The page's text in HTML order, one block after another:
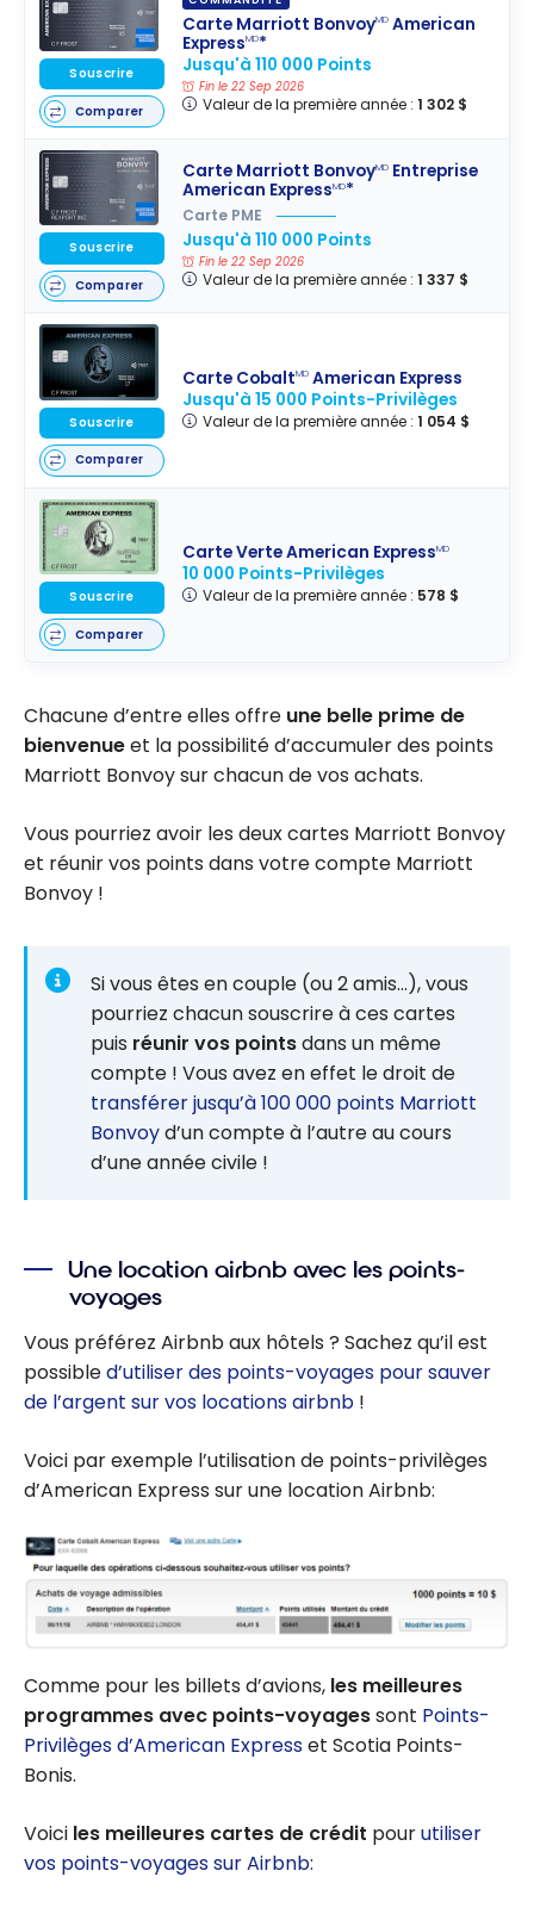
Carte Marriott BonvoyMD American
ExpressMD*
Jusqu'à 110 000 Points
Fin le 22 Sep 2026
Valeur de la première année : 1 302 $
Souscrire
Comparer
Carte Marriott BonvoyMD Entreprise
American ExpressMD*
Carte PME
Jusqu'à 110 000 Points
Fin le 22 Sep 2026
Valeur de la première année : 1 337 $
Souscrire
Comparer
Carte CobaltMD American Express
Jusqu'à 15 000 Points-Privilèges
Valeur de la première année : 1 054 $
Souscrire
Comparer
Carte Verte American ExpressMD
10 000 Points-Privilèges
Valeur de la première année : 578 $
Souscrire
Comparer
Chacune d’entre elles offre une belle prime de
bienvenueet la possibilité d’accumuler des points
Marriott Bonvoy sur chacun de vos achats.
Vous pourriez avoir les deux cartes Marriott Bonvoy
et réunir vos points dans votre compte Marriott
Bonvoy !
Si vous êtes en couple (ou 2 amis…), vous
pourriez chacun souscrire à ces cartes
puis réunir vos pointsdans un même
compte ! Vous avez en effet le droit de
transférer jusqu’à 100 000 points Marriott
Bonvoyd’un compte à l’autre au cours
d’une année civile !
Une location airbnb avec les points-
voyages
Vous préférez Airbnb aux hôtels ? Sachez qu’il est
possibled’utiliser des points-voyages pour sauver
de l’argent sur vos locations airbnb !
Voici par exemple l’utilisation de points-privilèges
d’American Express sur une location Airbnb:
Comme pour les billets d’avions, les meilleures
programmes avec points-voyagessont Points-
Privilèges d’American Expresset Scotia Points-
Bonis.
Voici les meilleures cartes de crédit pourutiliser
vos points-voyages sur Airbnb: